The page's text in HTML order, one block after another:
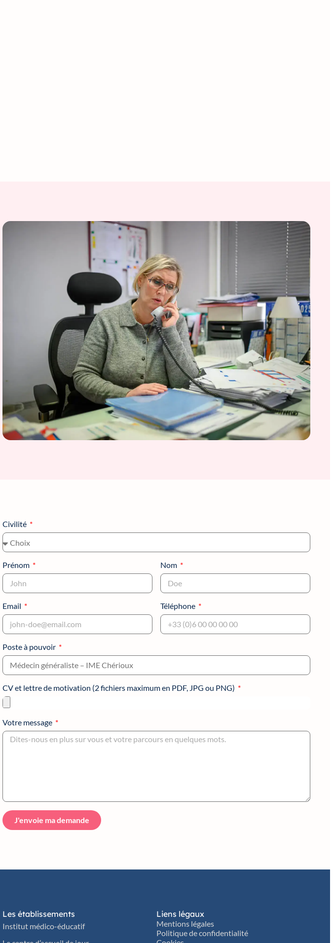
Civilité
Prénom Nom
Email Téléphone
Poste à pouvoir
CV et lettre de motivation (2 fichiers maximum en PDF, JPG ou PNG)
Votre message
J'envoie ma demande
Les établissements
Institut médico-éducatif
Liens légaux
Mentions légales
Politique de confidentialité